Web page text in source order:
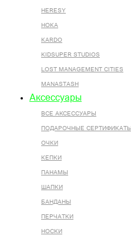
HERESY
HOKA
KARDO
KIDSUPER STUDIOS
LOST MANAGEMENT CITIES
MANASTASH
Аксессуары
ВСЕ AКСЕССУАРЫ
ПОДАРОЧНЫЕ СЕРТИФИКАТЫ
ОЧКИ
КЕПКИ
ПАНАМЫ
ШАПКИ
БАНДАНЫ
ПЕРЧАТКИ
НОСКИ